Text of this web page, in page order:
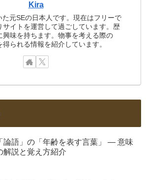
Kira
た元SEの日本人です。現在はフリーで
サイトを運営して過ごしています。歴
興味を持ちます。物事を考える際の
得られる情報を紹介しています。
「論語」の「年齢を表す言葉」 ― 意味
解説と覚え方紹介